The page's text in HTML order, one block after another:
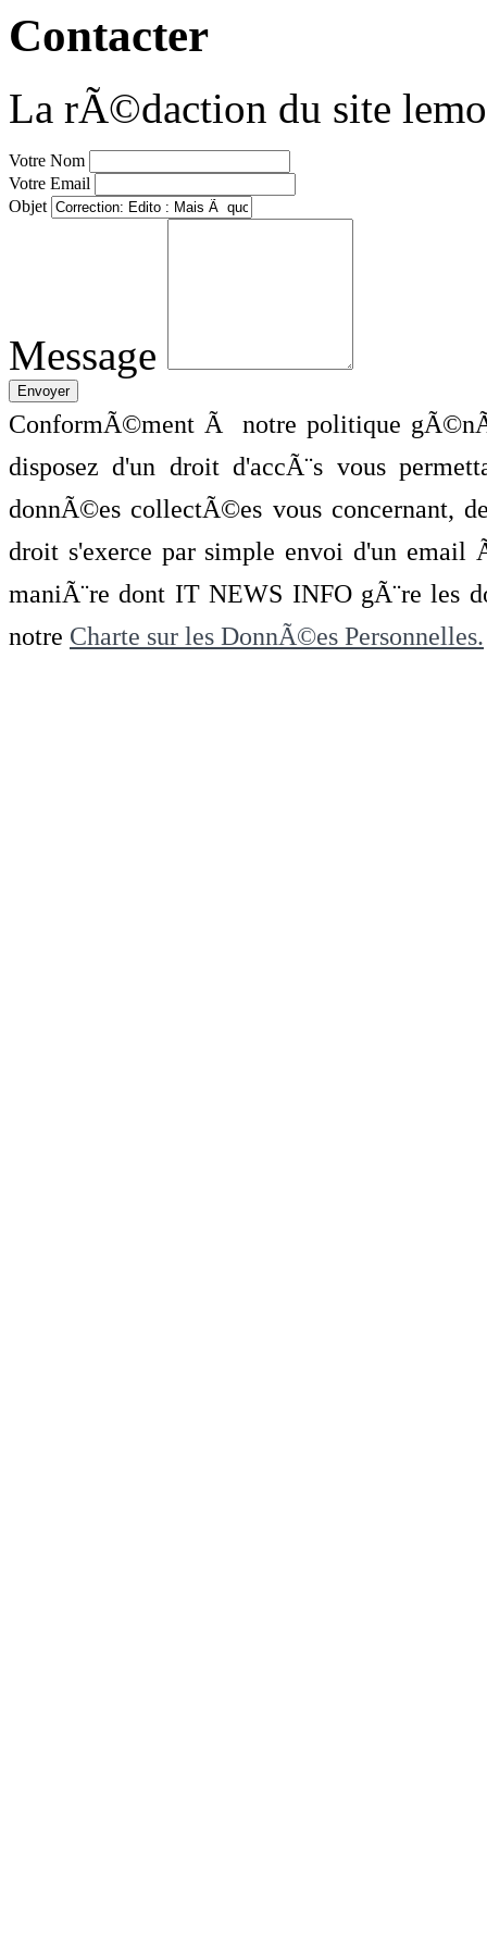
Contacter
La rÃ©daction du site
Votre Nom
Votre Email
Objet
Message
ConformÃ©ment Ã notre politique
disposez d'un droit d'accÃ¨s vous
donnÃ©es collectÃ©es vous concernant,
droit s'exerce par simple envoi d'un
maniÃ¨re dont IT NEWS INFO gÃ¨re les
notre Charte sur les DonnÃ©es Personnelles.